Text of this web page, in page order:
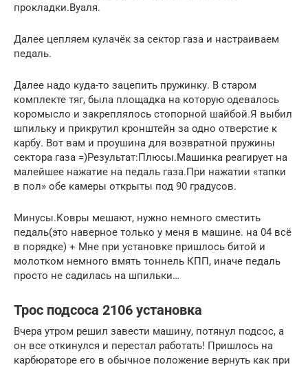
прокладки.Вуаля.
Далее цепляем кулачёк за сектор газа и настраиваем
педаль.
Далее надо куда-то зацепить пружинку. В старом
комплекте тяг, была площадка на которую одевалось
коромысло и закреплялось стопорной шайбой.Я выбил
шпильку и прикрутил кронштейн за одно отверстие к
карбу. Вот вам и проушина для возвратной пружины
сектора газа =)Результат:Плюсы.Машинка реагирует на
малейшее нажатие на педаль газа.При нажатии «тапки
в пол» обе камеры открыты под 90 градусов.
Минусы.Ковры мешают, нужно немного сместить
педаль(это наверное только у меня в машине. на 04 всё
в порядке) + Мне при установке пришлось битой и
молотком немного вмять тоннель КПП, иначе педаль
просто не садилась на шпильки…
Трос подсоса 2106 установка
Вчера утром решил завести машину, потянул подсос, а
он все откинулся и перестал работать! Пришлось на
карбюраторе его в обычное положение вернуть как при